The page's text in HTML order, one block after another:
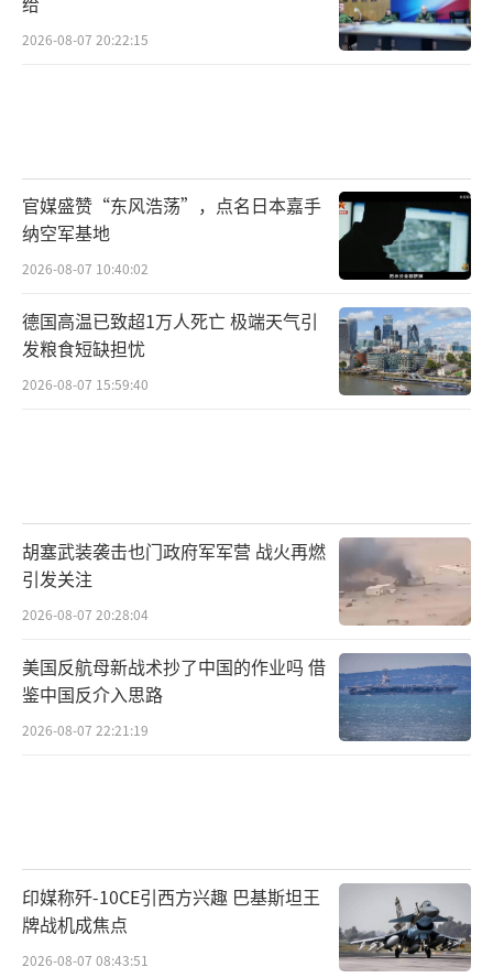
佩恩研究所估算的4天内联军弹药用量 佩
根据美国国防部向国会提供的简报，在开
战后的短短六天内，这场战争的直接非预算支
出就已经达到了113亿美元。
预算外开支只报弹药？
但113亿美元显然偏低。
包括“第一波打击前军事硬件和人员集结”的
庞大费用，也不包括修复受损设施，或更换战
损装备的估值。
另外，白宫对6天113亿美元的数字一直保
持沉默，而白宫管理和预算办公室（OMB）通
常会与军方在“哪些开支应计入战争成本”上
CSIS在表格中，进一步把113亿美元明确作
为弹药支出，另外还要加上14亿美元的战斗损
失与基建损害，总共达到127亿美元。
2026-08-07 20:22:15
官媒盛赞“东风浩荡”，点名日本嘉手
纳空军基地
2026-08-07 10:40:02
德国高温已致超1万人死亡 极端天气引
发粮食短缺担忧
2026-08-07 15:59:40
胡塞武装袭击也门政府军军营 战火再燃
引发关注
2026-08-07 20:28:04
美国反航母新战术抄了中国的作业吗 借
鉴中国反介入思路
2026-08-07 22:21:19
印媒称歼-10CE引西方兴趣 巴基斯坦王
牌战机成焦点
2026-08-07 08:43:51